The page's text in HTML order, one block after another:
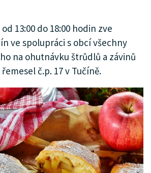
13:00 do 18:00 hodin zve
ve spolupráci s obcí všechny
na ohutnávku štrůdlů a závinů
č.p. 17 v Tučíně.